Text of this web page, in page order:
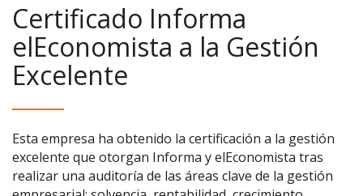
Certificado Informa
elEconomista a la Gestión
Excelente
Esta empresa ha obtenido la certificación a la gestión
excelente que otorgan Informa y elEconomista tras
realizar una auditoría de las áreas clave de la gestión